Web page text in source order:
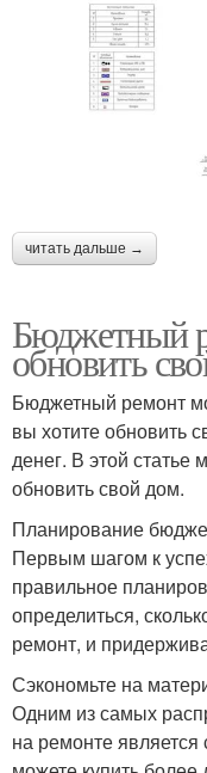
читать дальше →
Бюджетный
обновить
Бюджетный ремонт
вы хотите обновить
денег. В этой
обновить свой дом.
Планирование
Первым шагом к
правильное
определиться,
ремонт, и
Сэкономьте на
Одним из самых
на ремонте